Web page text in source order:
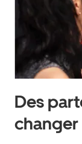
Des
changer